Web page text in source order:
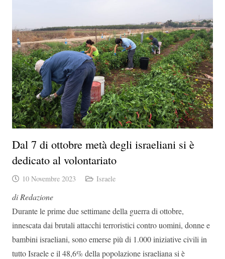
Dal 7 di ottobre metà degli israeliani si è
dedicato al volontariato
10 Novembre 2023 Israele
di Redazione
Durante le prime due settimane della guerra di ottobre,
innescata dai brutali attacchi terroristici contro uomini, donne e
bambini israeliani, sono emerse più di 1.000 iniziative civili in
tutto Israele e il 48,6% della popolazione israeliana si è